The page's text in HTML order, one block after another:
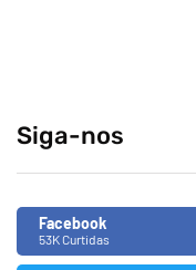
Siga-nos
Facebook
53K Curtidas